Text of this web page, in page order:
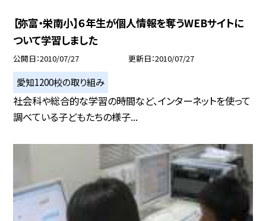
【弥富・栄南小】６年生が個人情報を奪うWEBサイトに
ついて学習しました
公開日 2010/07/27 更新日 2010/07/27
愛知1200校の取り組み
社会科や総合的な学習の時間など、インターネットを使って
調べている子どもたちの様子...